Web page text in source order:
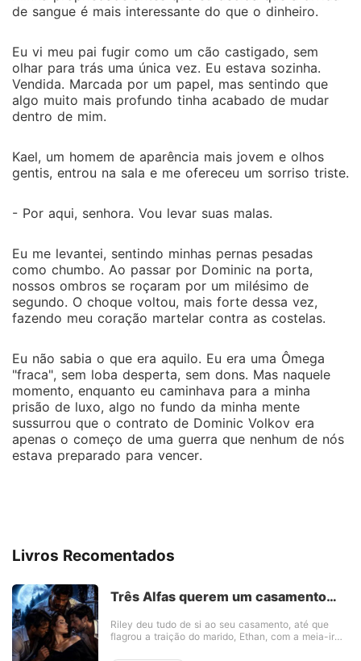
de sangue é mais interessante do que o dinheiro.
Eu vi meu pai fugir como um cão castigado, sem
olhar para trás uma única vez. Eu estava sozinha.
Vendida. Marcada por um papel, mas sentindo que
algo muito mais profundo tinha acabado de mudar
dentro de mim.
Kael, um homem de aparência mais jovem e olhos
gentis, entrou na sala e me ofereceu um sorriso triste.
- Por aqui, senhora. Vou levar suas malas.
Eu me levantei, sentindo minhas pernas pesadas
como chumbo. Ao passar por Dominic na porta,
nossos ombros se roçaram por um milésimo de
segundo. O choque voltou, mais forte dessa vez,
fazendo meu coração martelar contra as costelas.
Eu não sabia o que era aquilo. Eu era uma Ômega
"fraca", sem loba desperta, sem dons. Mas naquele
momento, enquanto eu caminhava para a minha
prisão de luxo, algo no fundo da minha mente
sussurrou que o contrato de Dominic Volkov era
apenas o começo de uma guerra que nenhum de nós
estava preparado para vencer.
Livros Recomentados
Três Alfas querem um casamento
Riley deu tudo de si ao seu casamento, até que
flagrou a traição do marido, Ethan, com a meia-irmã